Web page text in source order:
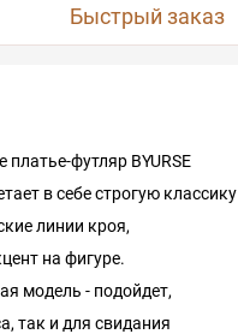
Быстрый заказ
платье-футляр BYURSE
в себе строгую классику
линии кроя,
на фигуре.
модель - подойдет,
так и для свидания